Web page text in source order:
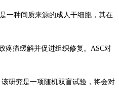
是一种间质来源的成人干细胞，其在
疼痛缓解并促进组织修复。ASC对
研究是一项随机双盲试验，将会对